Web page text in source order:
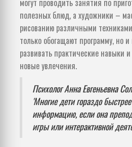
могут проводить занятия по
полезных блюд, а художники –
рисованию различными
только обогащают программу, но
развивать практические навыки
новые увлечения.
Психолог Анна Евгеньевна
'Многие дети гораздо
информацию, если она
игры или интерактивной